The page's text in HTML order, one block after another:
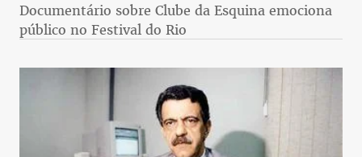
Documentário sobre Clube da Esquina emociona
público no Festival do Rio